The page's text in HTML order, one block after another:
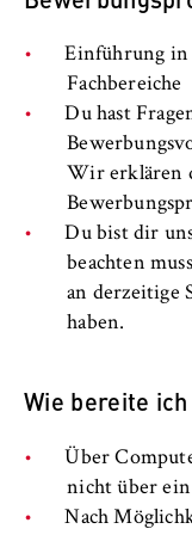
Einführung in
Fachbereiche
Du hast
Wir erklären
Du bist dir
beachten
an derzeitige
haben.
Wie bereite
Über
nicht über
Nach
Anbieter:
Google
Zweck:
Erlaubt das
an Google
werden.
Cookie
STATISTIK
Matomo